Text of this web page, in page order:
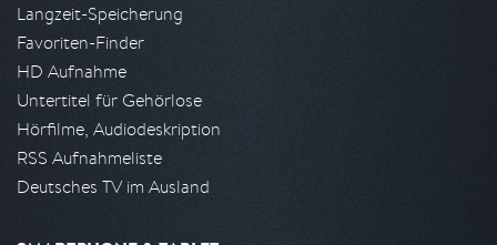
Langzeit-Speicherung
Favoriten-Finder
HD Aufnahme
Untertitel für Gehörlose
Hörfilme, Audiodeskription
RSS Aufnahmeliste
Deutsches TV im Ausland